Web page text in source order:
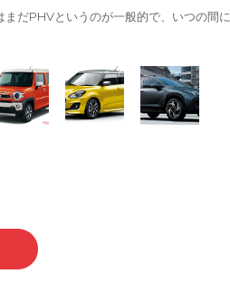
まだPHVというのが一般的で、いつの間に